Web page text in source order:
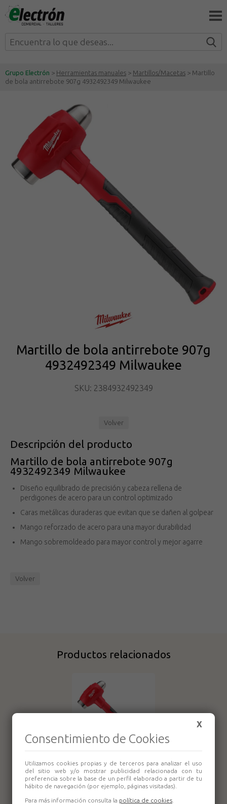
Grupo Electrón > Herramientas manuales > Martillos/Macetas > Martillo
de bola antirrebote 907g 4932492349 Milwaukee
Martillo de bola antirrebote 907g
4932492349 Milwaukee
SKU: 2384932492349
Volver
Descripción del producto
Martillo de bola antirrebote 907g
4932492349 Milwaukee
Diseño equilibrado de precisión y cabeza rellena de
perdigones de acero para un control optimizado
Caras metálicas duraderas que evitan que se dañen al golpear
Mango reforzado de acero para una mayor durabilidad
Mango sobremoldeado para mayor control y mejor agarre
Volver
Productos relacionados
Martillo de bola
antirrebote 450g
4932492348
Milwaukee
X
Consentimiento de Cookies
Utilizamos cookies propias y de terceros para analizar el uso
del sitio web y/o mostrar publicidad relacionada con tu
preferencia sobre la base de un perfil elaborado a partir de tu
hábito de navegación (por ejemplo, páginas visitadas).
Para más información consulta la política de cookies